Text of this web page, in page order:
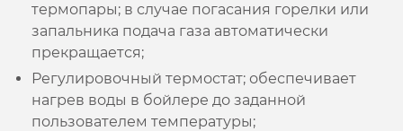
термопары; в случае погасания горелки или
запальника подача газа автоматически
прекращается;
Регулировочный термостат; обеспечивает
нагрев воды в бойлере до заданной
пользователем температуры;